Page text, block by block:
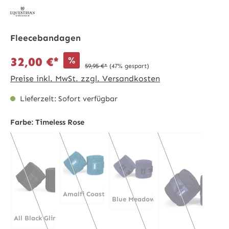
Fleecebandagen
32,00 €* % 59,95 €* (47% gespart)
Preise inkl. MwSt. zzgl. Versandkosten
Lieferzeit: Sofort verfügbar
Farbe: Timeless Rose
All Black Glimmer
Amalfi Coast
Amalfi Coast
(Diese Option ist zurzeit nicht verfügbar.)
Blue Meadow
Blue Meadow
(Diese Option ist zurzeit nicht